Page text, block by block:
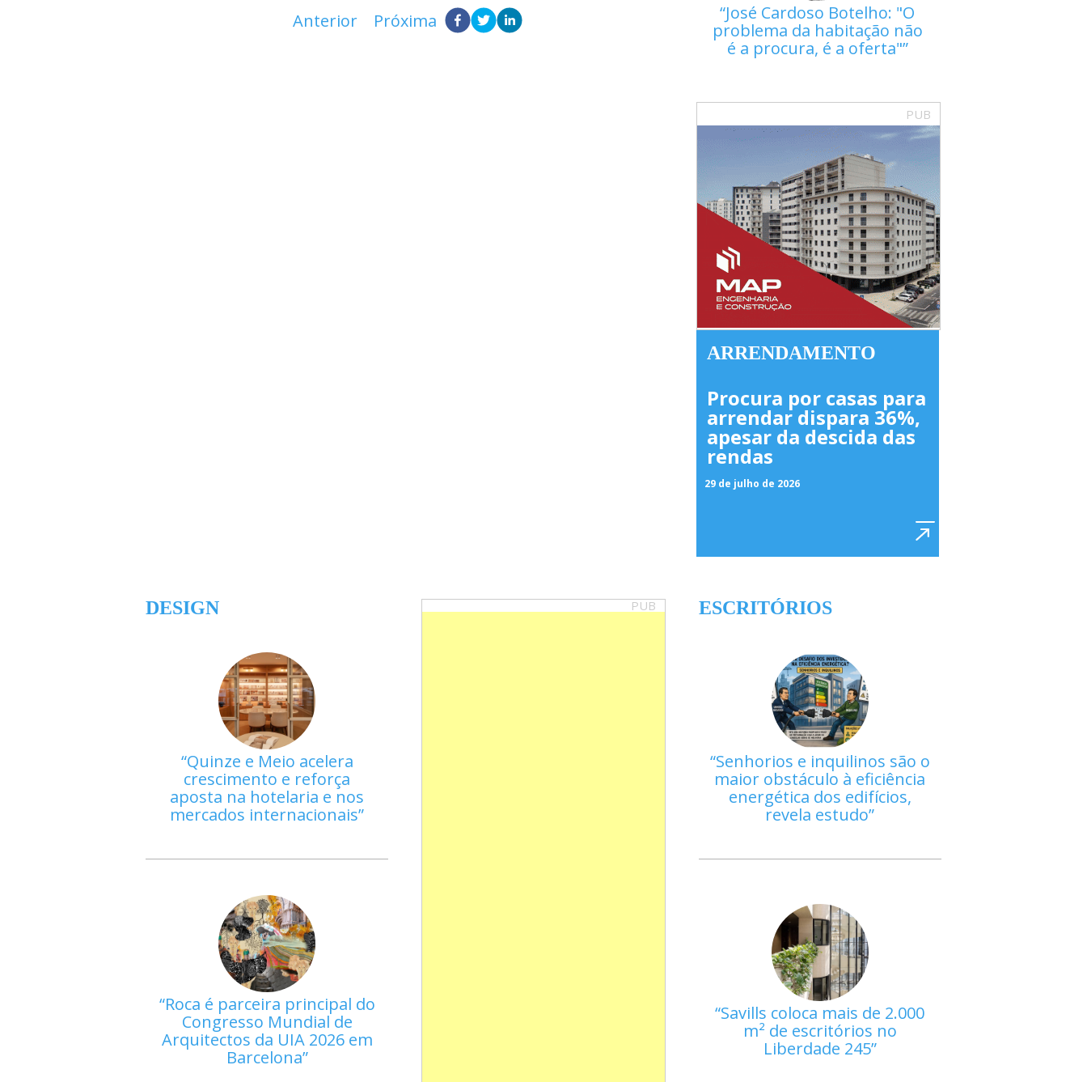
Anterior Próxima
José Cardoso Botelho: "O
problema da habitação não
é a procura, é a oferta"
PUB
ARRENDAMENTO
Procura por casas para
arrendar dispara 36%,
apesar da descida das
rendas
29 de julho de 2026
DESIGN
Quinze e Meio acelera
crescimento e reforça
aposta na hotelaria e nos
mercados internacionais
Roca é parceira principal do
Congresso Mundial de
Arquitectos da UIA 2026 em
Barcelona
PUB ESCRITÓRIOS
Senhorios e inquilinos são o
maior obstáculo à eficiência
energética dos edifícios,
revela estudo
Savills coloca mais de 2.000
m² de escritórios no
Liberdade 245